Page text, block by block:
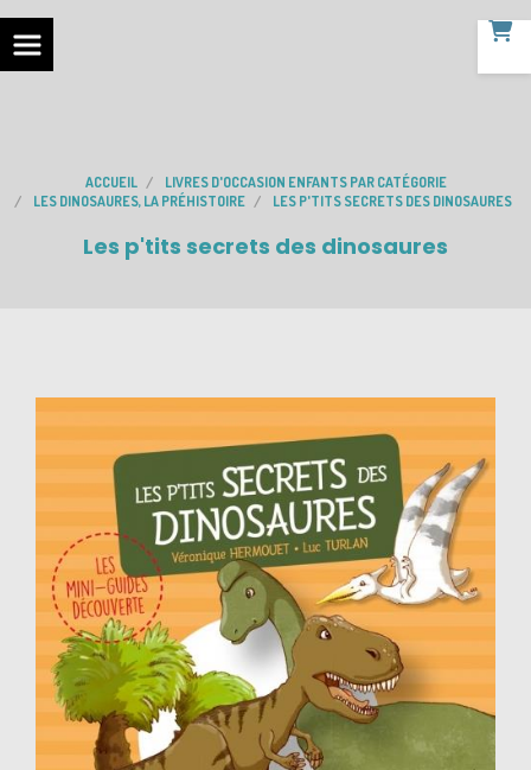
ACCUEIL
LIVRES D'OCCASION ENFANTS PAR CATÉGORIE
LES DINOSAURES, LA PRÉHISTOIRE
LES P'TITS SECRETS DES DINOSAURES
Les p'tits secrets des dinosaures